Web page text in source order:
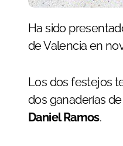
Ha sido
de Valencia en
Los dos festejos
dos ganaderías
Daniel Ramos.